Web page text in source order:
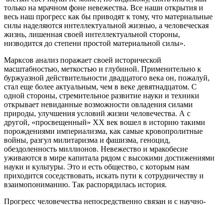
только на мрачном фоне невежества. Все наши открытия и
весь наш прогресс как бы приводят к тому, что материальные
силы наделяются интеллектуальной жизнью, а человеческая
жизнь, лишенная своей интеллектуальной стороны,
низводится до степени простой материальной силы».
Марксов анализ поражает своей исторической
масштабностью, меткостью и глубиной. Применительно к
буржуазной действительности двадцатого века он, пожалуй,
стал еще более актуальным, чем в веке девятнадцатом. С
одной стороны, стремительное развитие науки и техники
открывает невиданные возможности овладения силами
природы, улучшения условий жизни человечества. А с
другой, «просвещенный» XX век вошел в историю такими
порождениями империализма, как самые кровопролитные
войны, разгул милитаризма и фашизма, геноцид,
обездоленность миллионов. Невежество и мракобесие
уживаются в мире капитала рядом с высокими достижениями
науки и культуры. Это и есть общество, с которым нам
приходится соседствовать, искать пути к сотрудничеству и
взаимопониманию. Так распорядилась история.
Прогресс человечества непосредственно связан и с научно-